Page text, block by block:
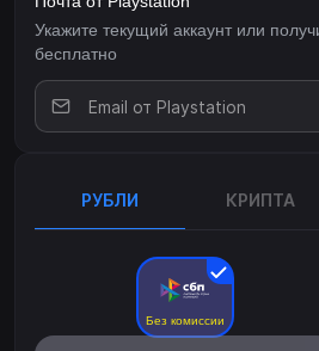
Укажите текущий аккаунт или
бесплатно
РУБЛИ КРИПТА
Без комиссии